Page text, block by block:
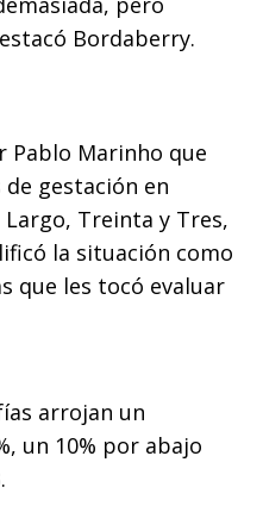
Bordaberry.
Marinho que
de gestación en
Treinta y Tres,
la situación como
que les tocó evaluar
arrojan un
un 10% por abajo